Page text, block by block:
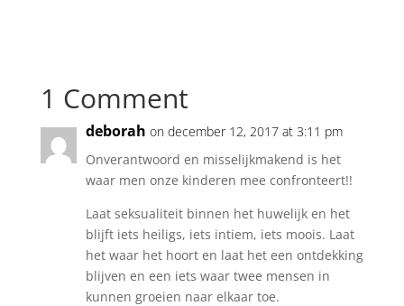
1 Comment
deborah on december 12, 2017 at 3:11 pm
Onverantwoord en misselijkmakend is het
waar men onze kinderen mee confronteert!!
Laat seksualiteit binnen het huwelijk en het
blijft iets heiligs, iets intiem, iets moois. Laat
het waar het hoort en laat het een ontdekking
blijven en een iets waar twee mensen in
kunnen groeien naar elkaar toe.